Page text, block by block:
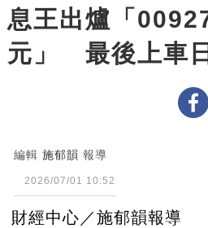
息王出爐「
元」 最後上車
編輯 施郁韻 報導
2026/07/01 10:52
財經中心／施郁韻報導